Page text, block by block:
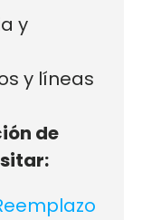
y
y líneas
de